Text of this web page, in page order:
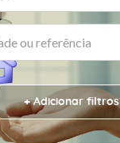
+ Adicionar filtros